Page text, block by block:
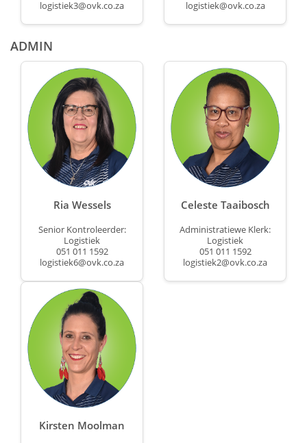
logistiek3@ovk.co.za
logistiek@ovk.co.za
ADMIN
Ria Wessels
Senior Kontroleerder:
Logistiek
051 011 1592
logistiek6@ovk.co.za
Celeste Taaibosch
Administratiewe Klerk:
Logistiek
051 011 1592
logistiek2@ovk.co.za
Kirsten Moolman